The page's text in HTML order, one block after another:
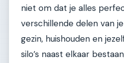
niet om dat je alles
verschillende delen van
gezin, huishouden en
silo’s naast elkaar